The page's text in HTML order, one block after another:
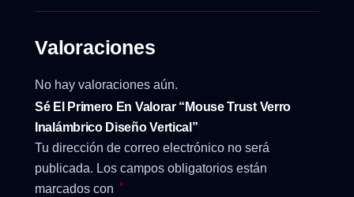
Valoraciones
No hay valoraciones aún.
Sé El Primero En Valorar “Mouse Trust Verro
Inalámbrico Diseño Vertical”
Tu dirección de correo electrónico no será
publicada. Los campos obligatorios están
marcados con *